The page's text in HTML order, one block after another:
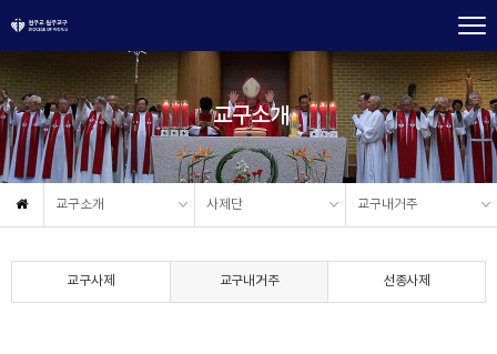
교구소개
교구소개 사제단 교구내거주
교구사제 교구내거주 선종사제